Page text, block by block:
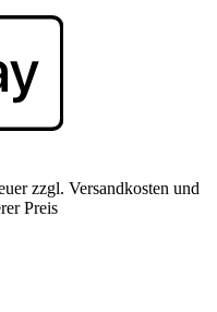
zzgl. Versandkosten und
Preis